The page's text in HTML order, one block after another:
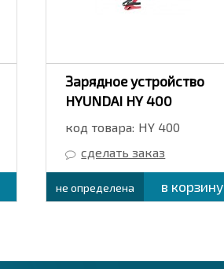
Зарядное устройство
HYUNDAI HY 400
код товара: HY 400
сделать заказ
не определена в корзину